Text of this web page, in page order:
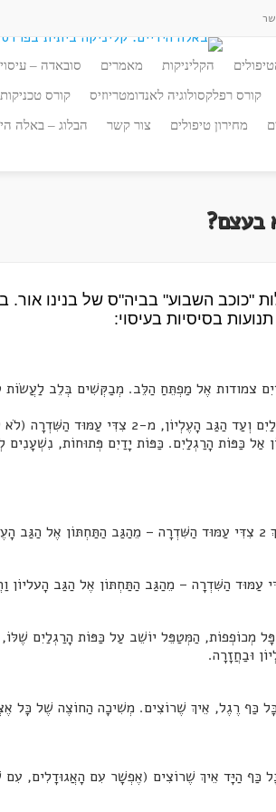
הקליניקות מאמרים סובאדה –
קורס רפלקסולוגיה לאנדומטריוזיס קורס
מחירון טיפולים צור קשר הבלוג – באלה
בעצם?
"כוכב השבוע" בביה"ס של בנינו אור.
בסיסיות בעיסוי:
2. הֲלִיכַת דֹּב הָלוֹךְ- מִכַּפּוֹת הָרַגְלַיִם
אַל כַּפּוֹת הָרַגְלַיִם. כַּפּוֹת יָדַיִם פְּתוּחוֹת,
מְכוֹפְפוֹת, הַמְּטַפֵּל יוֹשֵׁב עַל כַּפּוֹת הָרַגְלַיִם
וּבַחֲזָרָה.